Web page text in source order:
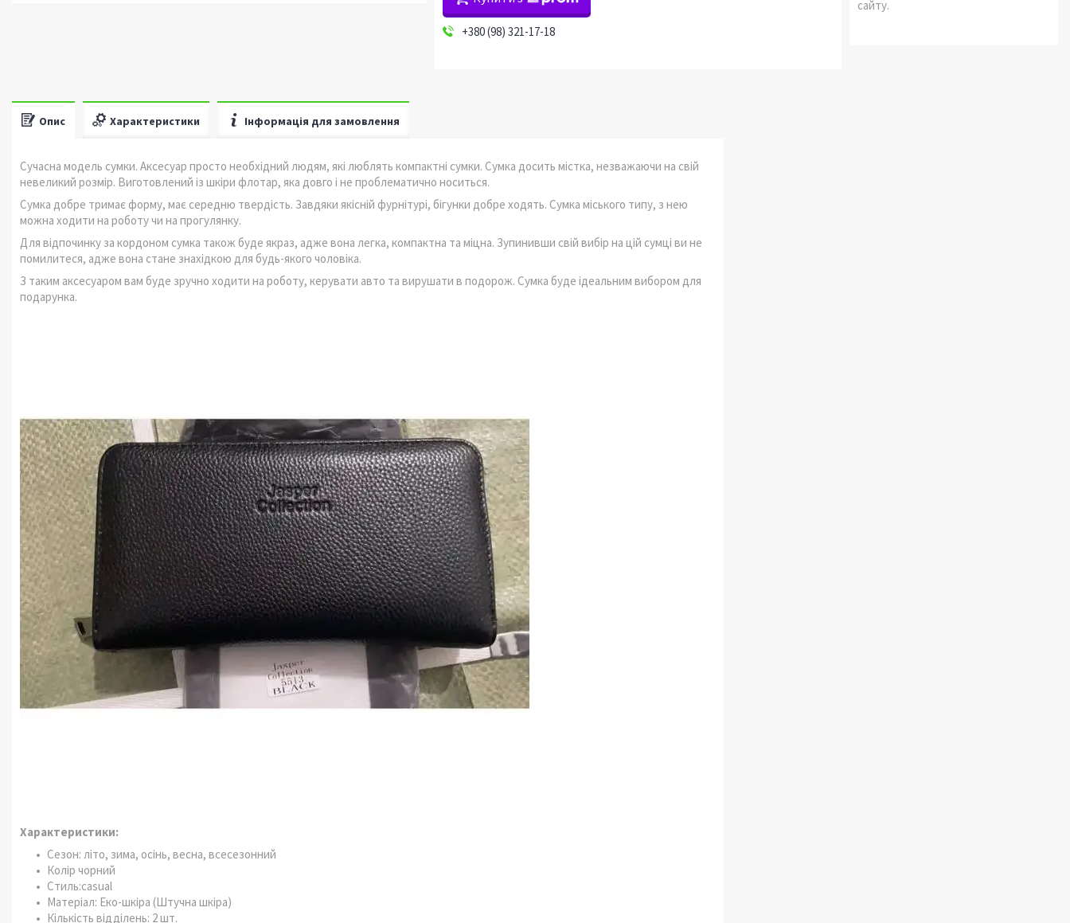
+380 (98) 321-17-18
сайту.
Опис Характеристики Інформація для замовлення
Сучасна модель сумки. Аксесуар просто необхідний людям, які люблять компактні сумки. Сумка досить містка, незважаючи на свій
невеликий розмір. Виготовлений із шкіри флотар, яка довго і не проблематично носиться.
Сумка добре тримає форму, має середню твердість. Завдяки якісній фурнітурі, бігунки добре ходять. Сумка міського типу, з нею
можна ходити на роботу чи на прогулянку.
Для відпочинку за кордоном сумка також буде якраз, адже вона легка, компактна та міцна. Зупинивши свій вибір на цій сумці ви не
помилитеся, адже вона стане знахідкою для будь-якого чоловіка.
З таким аксесуаром вам буде зручно ходити на роботу, керувати авто та вирушати в подорож. Сумка буде ідеальним вибором для
подарунка.
Характеристики:
Сезон: літо, зима, осінь, весна, всесезонний
Колір чорний
Стиль:casual
Матеріал: Еко-шкіра (Штучна шкіра)
Кількість відділень: 2 шт.